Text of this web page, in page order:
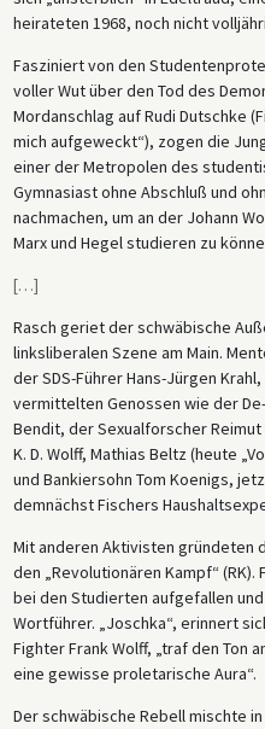
heirateten 1968, noch nicht
Fasziniert von den
voller Wut über den Tod des
Mordanschlag auf Rudi Dutschke
mich aufgeweckt“), zogen die
einer der Metropolen des
Gymnasiast ohne Abschluß und
nachmachen, um an der Johann
Marx und Hegel studieren zu
[…]
Rasch geriet der schwäbische
linksliberalen Szene am Main.
der SDS-Führer Hans-Jürgen
vermittelten Genossen wie der
Bendit, der Sexualforscher Reimut
K. D. Wolff, Mathias Beltz (heute
und Bankiersohn Tom Koenigs,
demnächst Fischers
Mit anderen Aktivisten gründeten
den „Revolutionären Kampf“
bei den Studierten aufgefallen
Wortführer. „Joschka“, erinnert
Fighter Frank Wolff, „traf den Ton
eine gewisse proletarische Aura“.
Der schwäbische Rebell mischte